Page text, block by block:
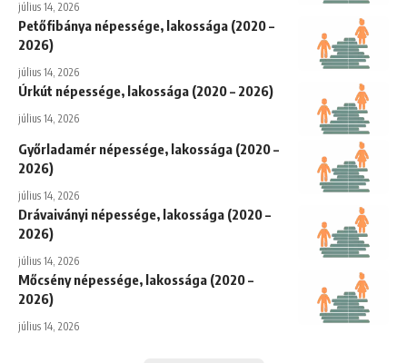
július 14, 2026
Petőfibánya népessége, lakossága (2020 –
2026)
július 14, 2026
Úrkút népessége, lakossága (2020 – 2026)
július 14, 2026
Győrladamér népessége, lakossága (2020 –
2026)
július 14, 2026
Drávaiványi népessége, lakossága (2020 –
2026)
július 14, 2026
Mőcsény népessége, lakossága (2020 –
2026)
július 14, 2026